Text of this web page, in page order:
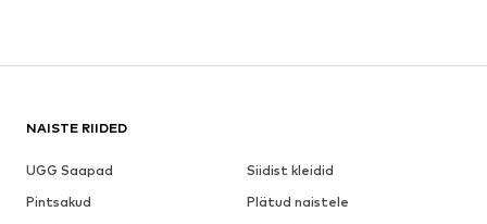
NAISTE RIIDED
UGG Saapad
Siidist kleidid
Pintsakud
Plätud naistele